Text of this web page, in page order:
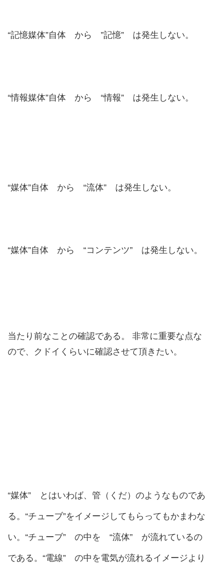
“記憶媒体”自体 から ”記憶” は発生しない。
“情報媒体”自体 から “情報” は発生しない。
“媒体”自体 から “流体” は発生しない。
“媒体”自体 から “コンテンツ” は発生しない。
当たり前なことの確認である。 非常に重要な点な
ので、クドイくらいに確認させて頂きたい。
“媒体” とはいわば、管（くだ）のようなものであ
る。“チューブ”をイメージしてもらってもかまわな
い。“チューブ” の中を “流体” が流れているの
である。“電線” の中を電気が流れるイメージより